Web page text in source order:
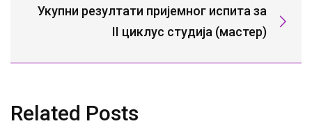
Укупни резултати пријемног испита за
II циклус студија (мастер)
Related Posts